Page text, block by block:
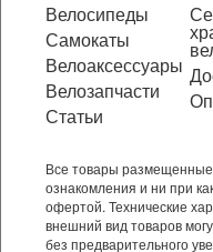
Велосипеды
Самокаты
Велоаксессуары
Велозапчасти
Статьи
Все товары
ознакомления и ни при
офертой. Технические
внешний вид товаров
без предварительного